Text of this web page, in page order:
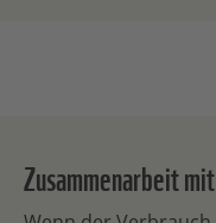
Einen formlosen
in jedem
Zusammenarbeit